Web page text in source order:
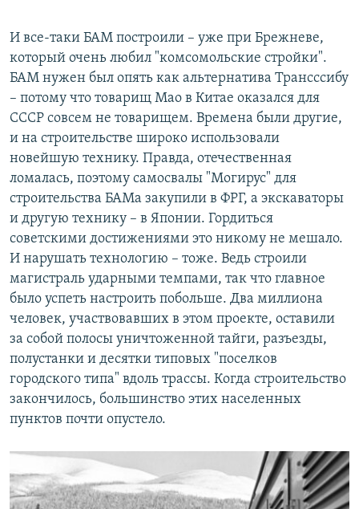
И все-таки БАМ построили – уже при Брежневе,
который очень любил "комсомольские стройки".
БАМ нужен был опять как альтернатива Трансссибу
– потому что товарищ Мао в Китае оказался для
СССР совсем не товарищем. Времена были другие,
и на строительстве широко использовали
новейшую технику. Правда, отечественная
ломалась, поэтому самосвалы "Могирус" для
строительства БАМа закупили в ФРГ, а экскаваторы
и другую технику – в Японии. Гордиться
советскими достижениями это никому не мешало.
И нарушать технологию – тоже. Ведь строили
магистраль ударными темпами, так что главное
было успеть настроить побольше. Два миллиона
человек, участвовавших в этом проекте, оставили
за собой полосы уничтоженной тайги, разъезды,
полустанки и десятки типовых "поселков
городского типа" вдоль трассы. Когда строительство
закончилось, большинство этих населенных
пунктов почти опустело.